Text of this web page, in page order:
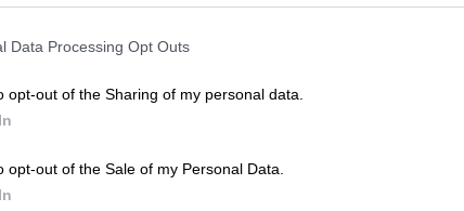
Data Processing Opt Outs
opt-out of the Sharing of my personal data.
opt-out of the Sale of my Personal Data.
Bierkeller sind das inoffizielle Highlight der
tiefen, immer gleich kühlen Felsenkellern gelagert
frisch Gezapftes und gönnt sich dazu eine deftige
beinahe jedem Ort in Franken und der bierdurstige
verschiedenster Lokalitäten. Meist laden die
dicken, alten Kastanienbäumen ein und locken mit
hausgemachten Wurstspezialitäten, eingelegten
Ein besonders süffiges Exemplar dieser Kategorie